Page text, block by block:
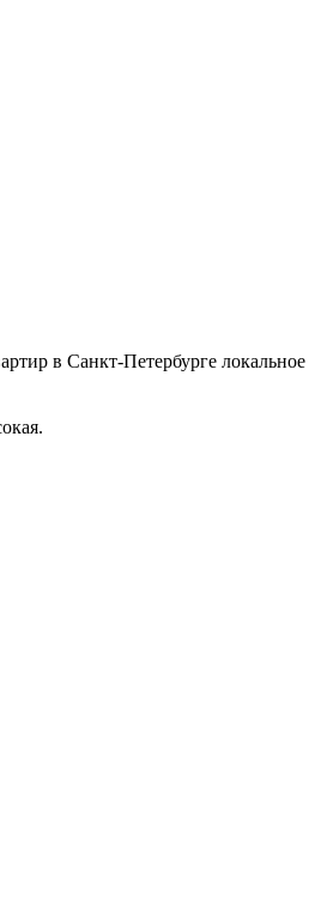
в Санкт-Петербурге локальное